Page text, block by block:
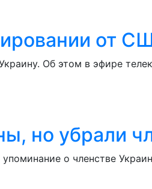
от
Об этом в эфире
но убрали
о членстве